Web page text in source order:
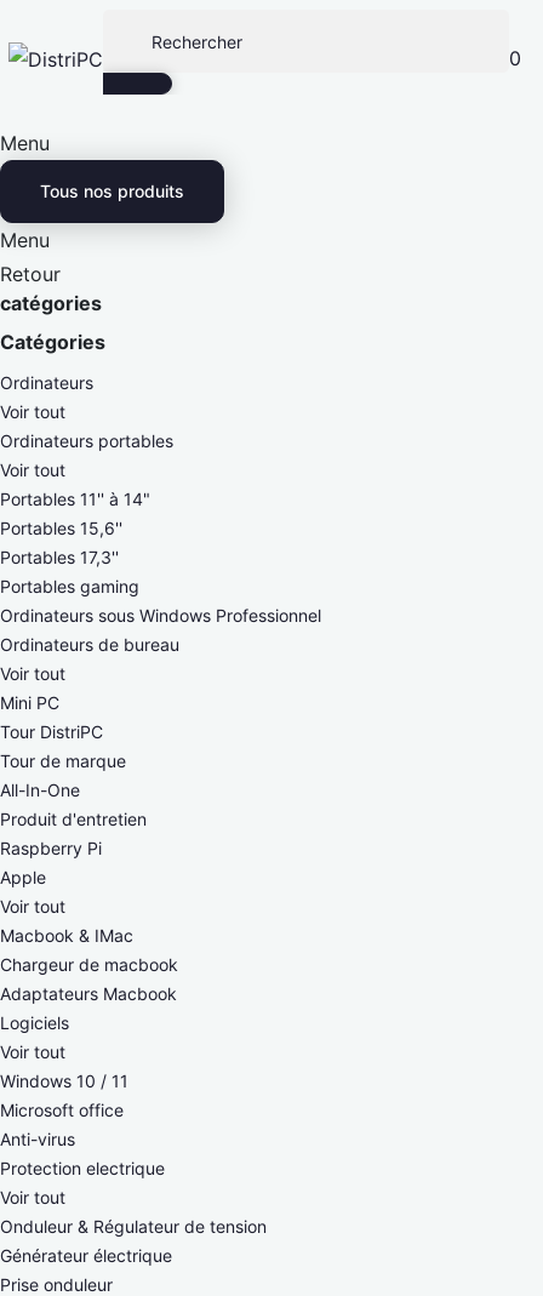
0
Menu
Tous nos produits
Menu
Retour
catégories
Catégories
Ordinateurs
Voir tout
Ordinateurs portables
Voir tout
Portables 11'' à 14"
Portables 15,6''
Portables 17,3''
Portables gaming
Ordinateurs sous Windows Professionnel
Ordinateurs de bureau
Voir tout
Mini PC
Tour DistriPC
Tour de marque
All-In-One
Produit d'entretien
Raspberry Pi
Apple
Voir tout
Macbook & IMac
Chargeur de macbook
Adaptateurs Macbook
Logiciels
Voir tout
Windows 10 / 11
Microsoft office
Anti-virus
Protection electrique
Voir tout
Onduleur & Régulateur de tension
Générateur électrique
Prise onduleur